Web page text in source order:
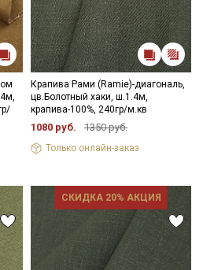
Крапива Рами (Ramie)-диагональ,
цв.Болотный хаки, ш.1.4м,
крапива-100%, 240гр/м.кв
1080 руб. 1350 руб.
Только онлайн-заказ
СКИДКА 20% АКЦИЯ
от Купава
дополнительные
до 30% на узкие
тканей